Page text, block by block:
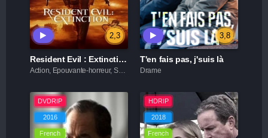
2,3
Resident Evil : Extinction
Action, Epouvante-horreur, Science fiction
3,8
T'en fais pas, j'suis là
Drame
DVDRIP
2016
French
HDRIP
2018
French